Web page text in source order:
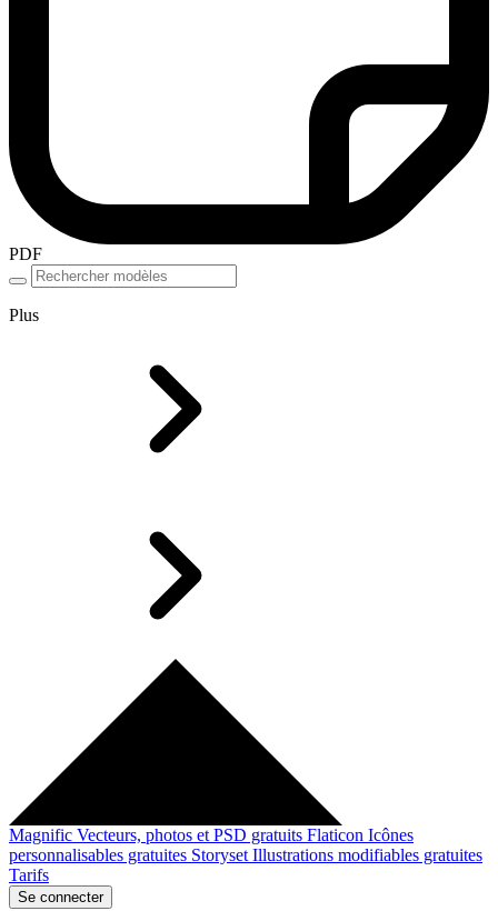
PDF
Plus
Magnific Vecteurs, photos et PSD gratuits Flaticon Icônes
personnalisables gratuites Storyset Illustrations modifiables gratuites
Tarifs
Se connecter